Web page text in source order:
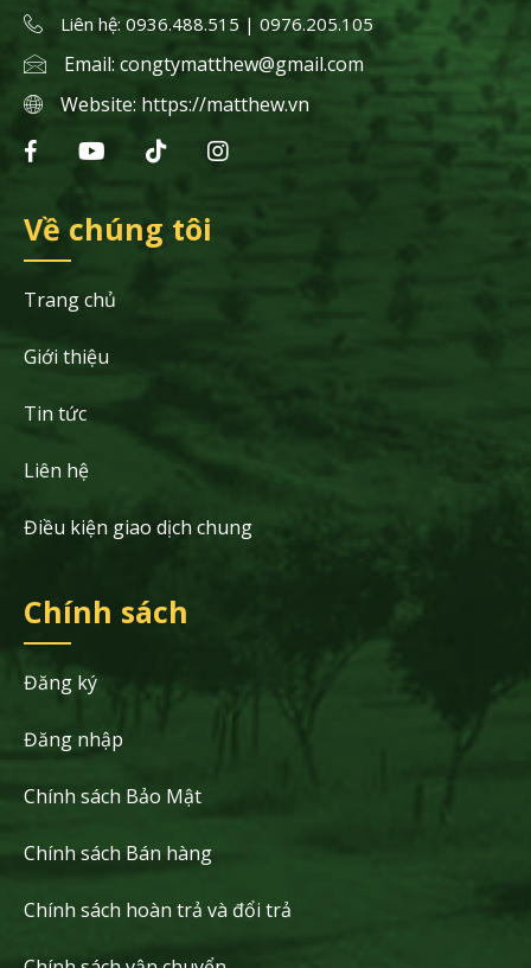
Liên hệ: 0936.488.515 | 0976.205.105
Email: congtymatthew@gmail.com
Website: https://matthew.vn
Về chúng tôi
Trang chủ
Giới thiệu
Tin tức
Liên hệ
Điều kiện giao dịch chung
Chính sách
Đăng ký
Đăng nhập
Chính sách Bảo Mật
Chính sách Bán hàng
Chính sách hoàn trả và đổi trả